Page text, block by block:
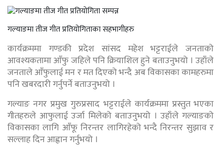
गल्याङमा तीज गीत प्रतियोगिताका सहभागीहरु
कार्यक्रममा गण्डकी प्रदेश सांसद महेश भट्टराईले जनताको
आवश्यकतामा आँफु जहिले पनि क्रियाशिल हुने बताउनुभयो । उहाँले
जनताले आँफुलाई मन र मत दिएको भन्दै अब विकासका कामहरुमा
पनि खबरदारी गर्नुपर्ने बताउनुभयो ।
गल्याङ नगर प्रमुख गुरुप्रसाद भट्टराईले कार्यक्रममा प्रस्तुत भएका
गीतहरुले आफुलाई उर्जा मिलेको बताउनुभयो । उहाँले गल्याङको
विकासका लागि आँफू निरन्तर लागिरहेको भन्दै निरन्तर सुझाव र
सल्लाह दिन आह्वान गर्नुभयो ।